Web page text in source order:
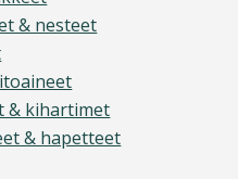
& nesteet
& kihartimet
& hapetteet